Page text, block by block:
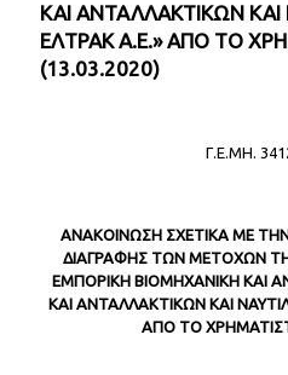
ΚΑΙ ΑΝΤΑΛΛΑΚΤΙΚΩΝ ΚΑΙ
ΕΛΤΡΑΚ Α.Ε.» ΑΠΟ ΤΟ
(13.03.2020)
Γ.Ε.ΜΗ.
ΑΝΑΚΟΙΝΩΣΗ ΣΧΕΤΙΚΑ ΜΕ
ΔΙΑΓΡΑΦΗΣ ΤΩΝ ΜΕΤΟΧΩΝ
ΕΜΠΟΡΙΚΗ ΒΙΟΜΗΧΑΝΙΚΗ ΚΑΙ
ΚΑΙ ΑΝΤΑΛΛΑΚΤΙΚΩΝ ΚΑΙ
ΑΠΟ ΤΟ